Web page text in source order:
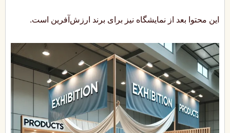
این محتوا بعد از نمایشگاه نیز برای برند ارزش‌آفرین است.